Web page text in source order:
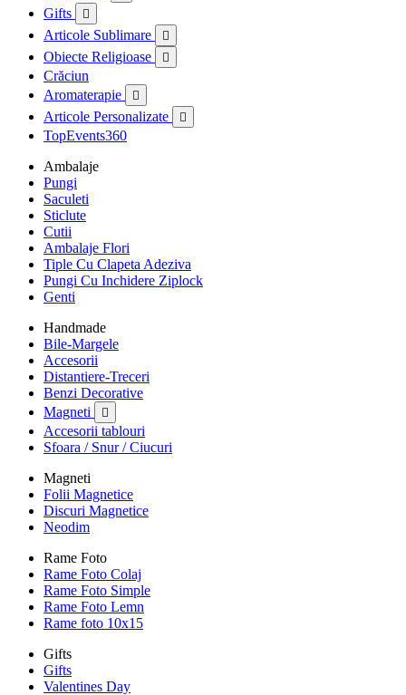
Gifts 
Articole Sublimare 
Obiecte Religioase 
Crăciun
Aromaterapie

Articole Personalizate 
TopEvents360
Ambalaje
Pungi
Saculeti
Sticlute
Cutii
Ambalaje Flori
Tiple Cu Clapeta Adeziva
Pungi Cu Inchidere Ziplock
Genti
Handmade
Bile-Margele
Accesorii
Distantiere-Treceri
Benzi Decorative
Magneti

Accesorii tablouri
Sfoara / Snur / Ciucuri
Magneti
Folii Magnetice
Discuri Magnetice
Neodim
Rame Foto
Rame Foto Colaj
Rame Foto Simple
Rame Foto Lemn
Rame foto 10x15
Gifts
Gifts
Valentines Day